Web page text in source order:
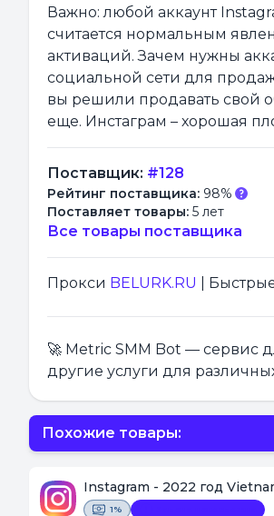
Важно: любой аккаунт
считается нормальным
активаций. Зачем нужны
социальной сети для
вы решили продавать свой
еще. Инстаграм – хорошая
Поставщик: #128
Рейтинг поставщика: 98%
Поставляет товары: 5 лет
Все товары поставщика
Прокси BELURK.RU |
🚀 Metric SMM Bot — сервис
другие услуги для
Похожие товары:
Instagram - 2022 год
1%